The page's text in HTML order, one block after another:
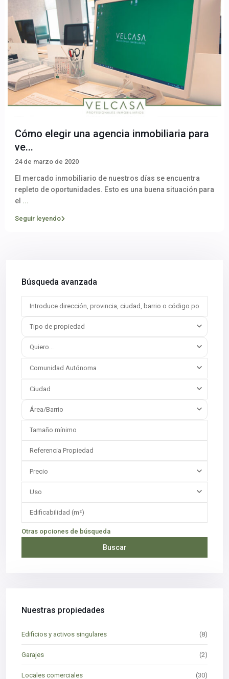
Cómo elegir una agencia inmobiliaria para
ve...
24 de marzo de 2020
El mercado inmobiliario de nuestros días se encuentra
repleto de oportunidades. Esto es una buena situación para
el ...
Seguir leyendo
Búsqueda avanzada
Tipo de propiedad
Quiero...
Comunidad Autónoma
Ciudad
Área/Barrio
Precio
Uso
Otras opciones de búsqueda
Buscar
Nuestras propiedades
Edificios y activos singulares (8)
Garajes (2)
Locales comerciales (30)